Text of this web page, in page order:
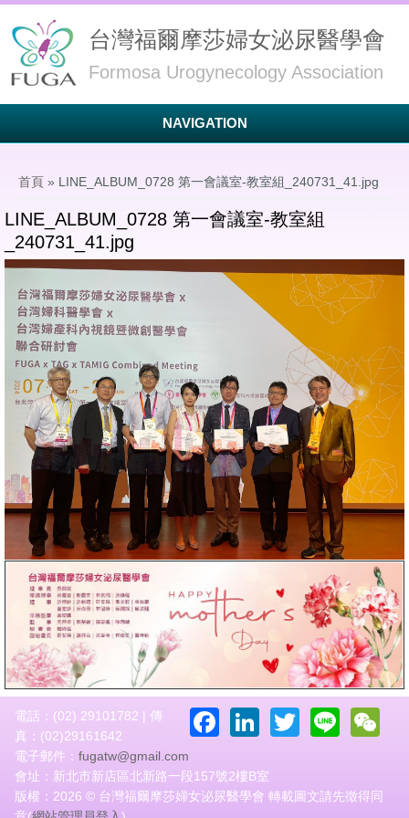
台灣福爾摩莎婦女泌尿醫學會
Formosa Urogynecology Association
NAVIGATION
首頁 » LINE_ALBUM_0728 第一會議室-教室組_240731_41.jpg
LINE_ALBUM_0728 第一會議室-教室組
_240731_41.jpg
Facebook
LinkedIn
Twitter
Line
電話：(02) 29101782 | 傳
真：(02)29161642
電子郵件： fugatw@gmail.com
會址：新北市新店區北新路一段157號2樓B室
版權：2026 © 台灣福爾摩莎婦女泌尿醫學會 轉載圖文請先徵得同